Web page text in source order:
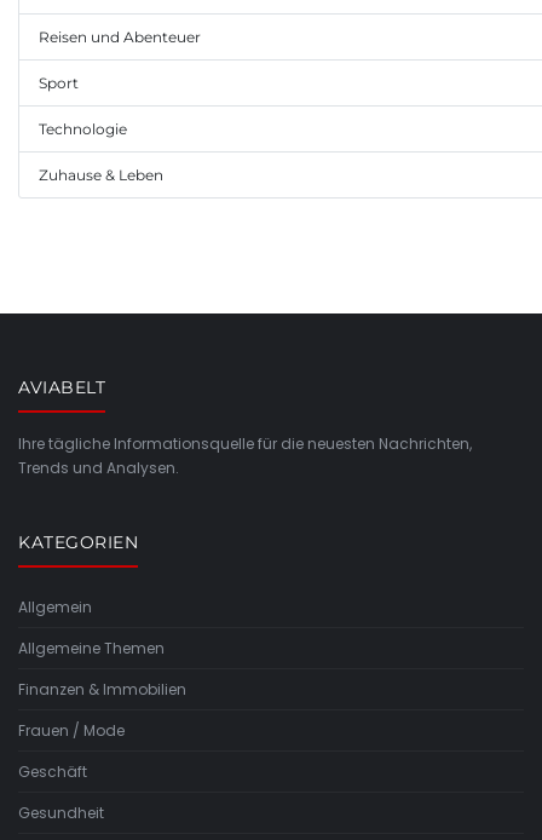
Reisen und Abenteuer
Sport
Technologie
Zuhause & Leben
AVIABELT
Ihre tägliche Informationsquelle für die neuesten Nachrichten,
Trends und Analysen.
KATEGORIEN
Allgemein
Allgemeine Themen
Finanzen & Immobilien
Frauen / Mode
Geschäft
Gesundheit